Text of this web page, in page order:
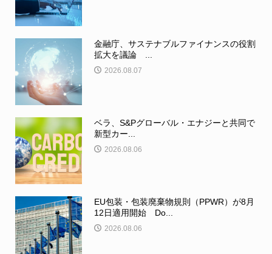
金融庁、サステナブルファイナンスの役割
拡大を議論 ...
2026.08.07
ベラ、S&Pグローバル・エナジーと共同で
新型カー...
2026.08.06
EU包装・包装廃棄物規則（PPWR）が8月
12日適用開始 Do...
2026.08.06